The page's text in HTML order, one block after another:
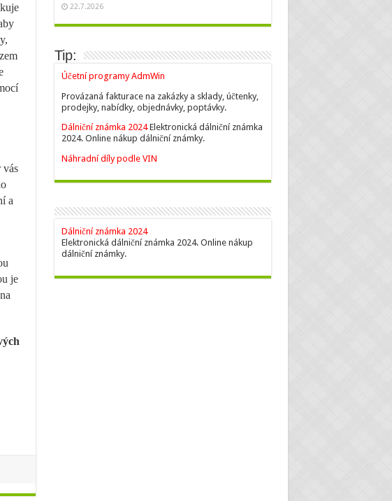
vás
a
je
22.7.2026
Tip:
Účetní programy AdmWin
Provázaná fakturace na zakázky a sklady, účtenky,
prodejky, nabídky, objednávky, poptávky.
Dálniční známka 2024Elektronická dálniční známka
2024. Online nákup dálniční známky.
Náhradní díly podle VIN
Dálniční známka 2024
Elektronická dálniční známka 2024. Online nákup
dálniční známky.